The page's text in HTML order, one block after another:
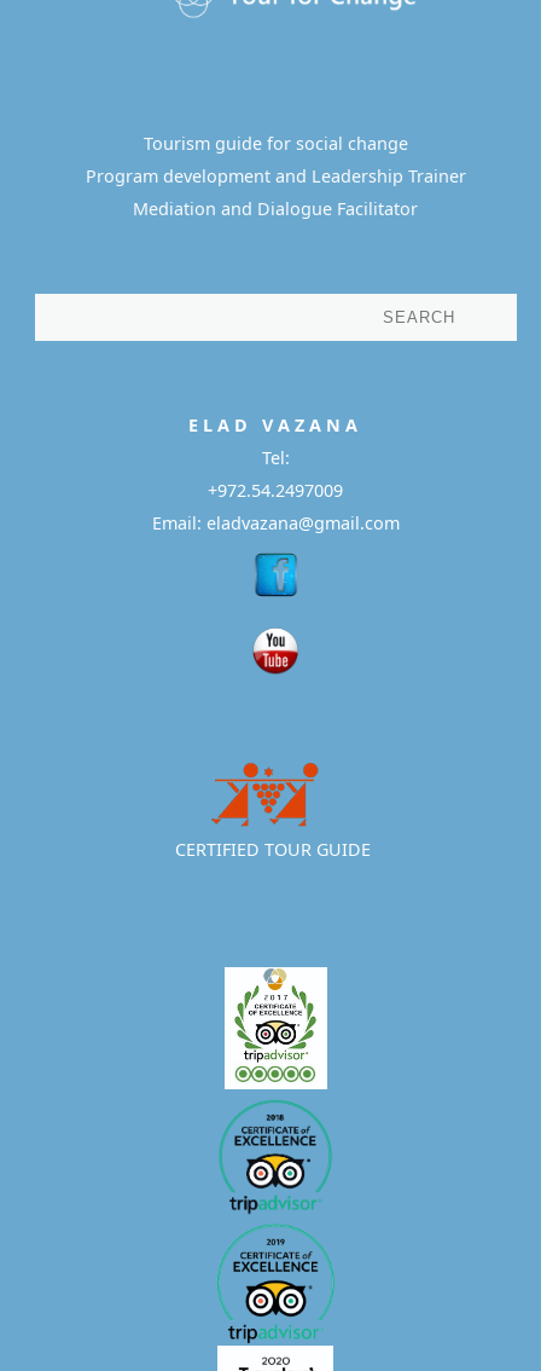
Tourism guide for social change
Program development and Leadership Trainer
Mediation and Dialogue Facilitator
E L A DV A Z A N A
Tel:
+972.54.2497009
Email: eladvazana@gmail.com